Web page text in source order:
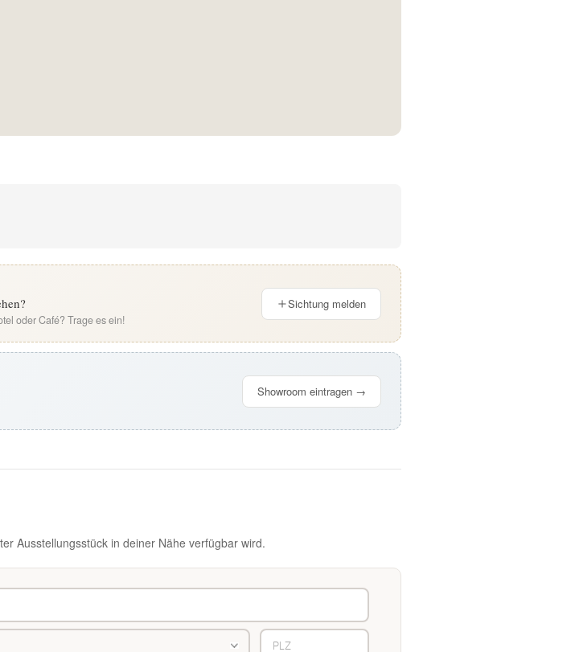
oder Café? Trage es ein!
Sichtung melden
Showroom eintragen →
Ausstellungsstück in deiner Nähe verfügbar wird.